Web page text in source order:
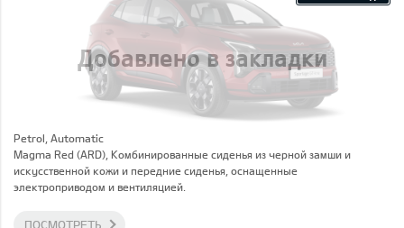
Добавлено в закладки
Petrol, Automatic
Magma Red (ARD), Комбинированные сиденья из черной замши и
искусственной кожи и передние сиденья, оснащенные
электроприводом и вентиляцией.
ПОСМОТРЕТЬ